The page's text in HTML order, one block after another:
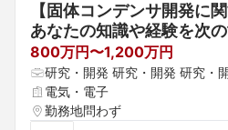
【固体コンデンサ開発に
あなたの知識や経験を次
ませんか？
800万円〜1,200万円
研究・開発 研究・開発 研究・
電気・電子
勤務地問わず